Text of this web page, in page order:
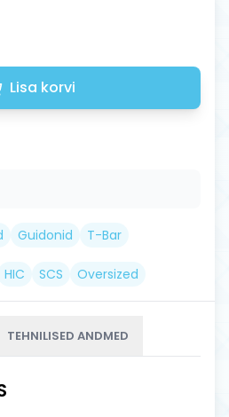
Lisa korvi
Guidonid T-Bar
HIC SCS Oversized
TEHNILISED ANDMED